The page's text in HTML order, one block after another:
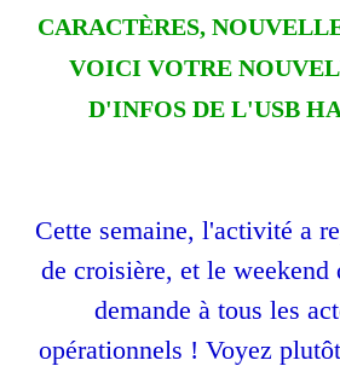
CARACTÈRES,
VOICI VOTRE
D'INFOS DE L'USB
Cette semaine, l'activité a
de croisière, et le weekend
demande à tous les
opérationnels ! Voyez